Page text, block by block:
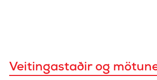
Veitingastaðir og